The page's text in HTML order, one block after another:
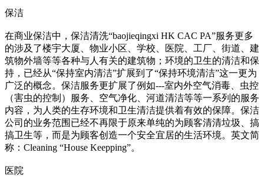
保洁
在商业保洁中，保洁清洗“baojieqingxi HK CAC PA”服务更多
的涉及了楼宇大厦、物业小区、学校、医院、工厂、街道、建
筑物外墙等等各种与人有关的建筑物；环境的卫生的清洁和保
持，已经从“保持室内清洁”扩展到了“保持环境清洁”这一更为
广泛的概念。保洁服务更扩展了例如---室内外空气消毒、虫控
（害虫的控制）服务、空气净化、河道清洁等等一系列的服务
内容，为人类的生存环境和卫生清洁提供着有效的保障。保洁
公司的业务范围已经不再限于原来单纯的为顾客清清垃圾、搞
搞卫生等，而是为顾客创造一个安全宜居的生活环境。英文简
称：Cleaning “House Keepping”。
医院